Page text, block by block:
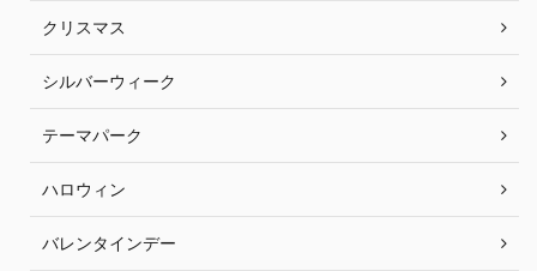
クリスマス
シルバーウィーク
テーマパーク
ハロウィン
バレンタインデー